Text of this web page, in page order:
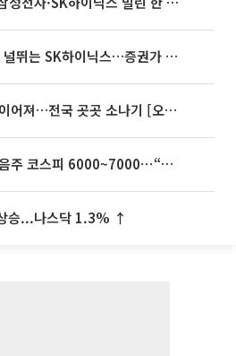
'불안과 기대 사이' 널뛰는 SK하이닉스…증권가 "HBM4·LTA 기반 펀터멘털 견고"
35도 안팎 무더위 이어져…전국 곳곳 소나기 [오늘 날씨]
[주간증시전망] 다음주 코스피 6000~7000⋯“外人 수급은 정책이 변수”
승...나스닥 1.3% ↑